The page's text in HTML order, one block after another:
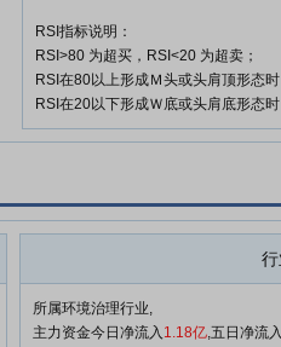
RSI指标说明：
RSI>80 为超买，RSI<20 为超卖；
RSI在80以上形成Ｍ头或头肩顶形态
RSI在20以下形成Ｗ底或头肩底形态
所属环境治理行业,
主力资金今日净流入 1.18亿,五日净流入